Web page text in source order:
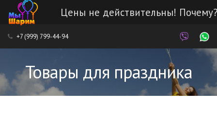
Цены не действительны!
Каталог
Услуги
+7 (999) 799-44-94
Товары для праздника